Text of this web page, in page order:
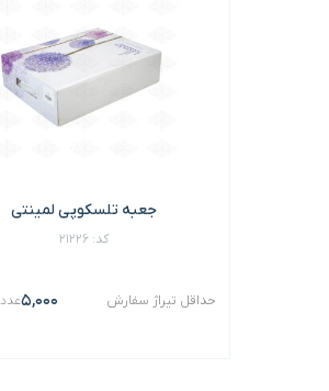
جعبه تلسکوپی لمینتی
کد: 21226
حداقل تیراژ سفارش 5,000عدد